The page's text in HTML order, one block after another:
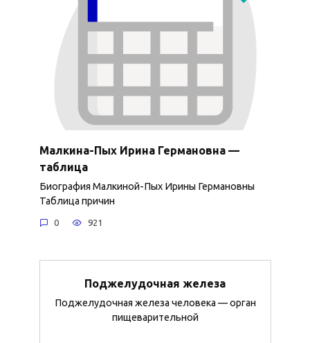
Малкина-Пых Ирина Германовна —
таблица
Биография Малкиной-Пых Ирины Германовны
Таблица причин
0 921
Поджелудочная железа
Поджелудочная железа человека — орган
пищеварительной